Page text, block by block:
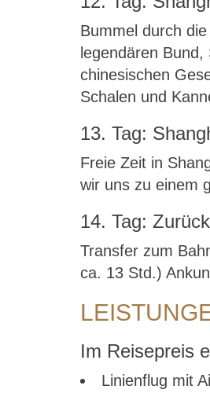
Bummel durch
legendären
chinesischen
Schalen und
13. Tag:
Freie Zeit in
wir uns zu einem
14. Tag:
Transfer zum
ca. 13 Std.)
Im Reisepreis
Linienflug mit